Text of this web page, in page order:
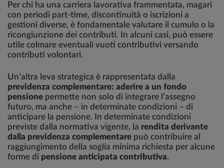
Per chi ha una carriera lavorativa frammentata, magari
con periodi part-time, discontinuità o iscrizioni a
gestioni diverse, è fondamentale valutare il cumulo o la
ricongiunzione dei contributi. In alcuni casi, può essere
utile colmare eventuali vuoti contributivi versando
contributi volontari.
Un’altra leva strategica è rappresentata dalla
previdenza complementare: aderire a un fondo
pensione permette non solo di integrare l’assegno
futuro, ma anche – in determinate condizioni – di
anticipare la pensione. In determinate condizioni
previste dalla normativa vigente, la rendita derivante
dalla previdenza complementare può contribuire al
raggiungimento della soglia minima richiesta per alcune
forme di pensione anticipata contributiva.